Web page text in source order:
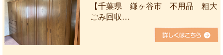
【千葉県 鎌ヶ谷市 不用品 粗大
ごみ回収…